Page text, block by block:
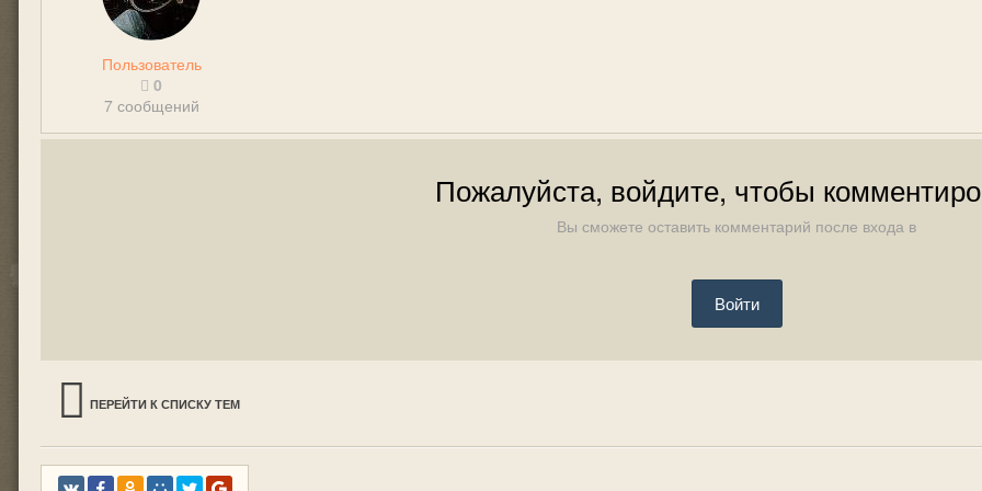
Пользователь
0
7 сообщений
Пожалуйста, войдите, чтобы
Вы сможете оставить комментарий после входа в
Войти
ПЕРЕЙТИ К СПИСКУ ТЕМ